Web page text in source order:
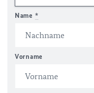
Name *
Vorname